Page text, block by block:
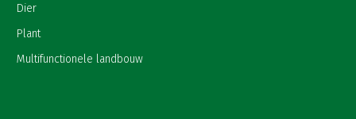
Dier
Plant
Multifunctionele landbouw